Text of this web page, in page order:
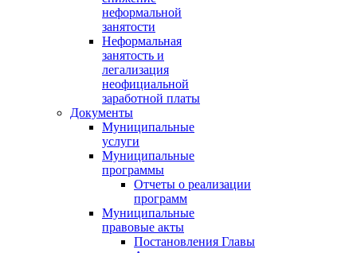
неформальной
занятости
Неформальная
занятость и
легализация
неофициальной
заработной платы
Документы
Муниципальные
услуги
Муниципальные
программы
Отчеты о реализации
программ
Муниципальные
правовые акты
Постановления Главы